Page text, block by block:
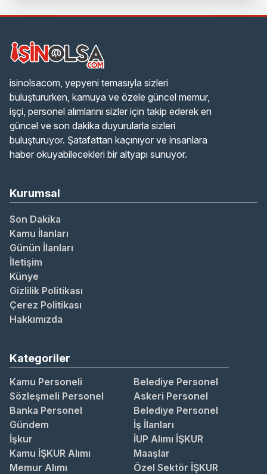
isinolsacom, yepyeni temasıyla sizleri
buluştururken, kamuya ve özele güncel memur,
işçi, personel alımlarını sizler için takip ederek en
güncel ve son dakika duyurularla sizleri
buluşturuyor. Şatafattan kaçınıyor ve insanlara
haber okuyabilecekleri bir altyapı sunuyor.
Kurumsal
Son Dakika
Kamu İlanları
Günün İlanları
İletişim
Künye
Gizlilik Politikası
Çerez Politikası
Hakkımızda
Kategoriler
Kamu Personeli
Belediye Personel
Sözleşmeli Personel
Askeri Personel
Banka Personel
Belediye Personel
Gündem
İş İlanları
İşkur
İUP Alımı İŞKUR
Kamu İŞKUR Alımı
Maaşlar
Memur Alımı
Özel Sektör İŞKUR